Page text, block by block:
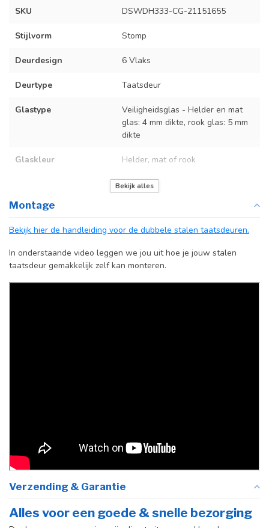
SKU DSWDH333-CG-21151655
Stijlvorm Stomp
Deurdesign 6 Vlaks
Deurtype Taatsdeur
Glastype
Veiligheidsglas - Helder en mat
glas: 4 mm dikte, rook glas: 5 mm
dikte
Glaskleur Helder, mat of rook
U kunt een tabel vinden met de
exacte deurmaten in de
Kozijnmaat Niet van toepassing
Incl. deurgreep
Bekijk alles
Montage
Bekijk hier de handleiding voor de dubbele stalen taatsdeuren.
In onderstaande video leggen we jou uit hoe je jouw stalen
taatsdeur gemakkelijk zelf kan monteren.
Verzending & Garantie
Alles voor een goede & snelle bezorging